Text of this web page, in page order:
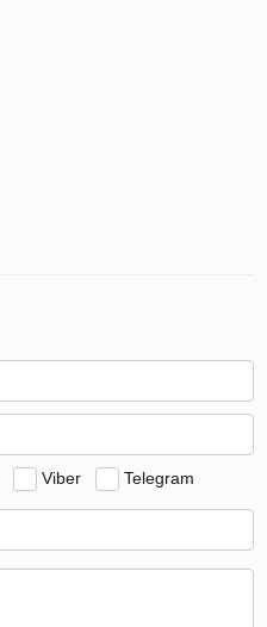
Viber Telegram